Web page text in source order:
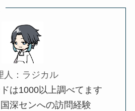
人：ラジカル
は1000以上調べてます
深センへの訪問経験